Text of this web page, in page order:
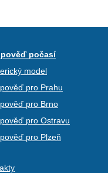
počasí
model
pro Prahu
pro Brno
pro Ostravu
pro Plzeň